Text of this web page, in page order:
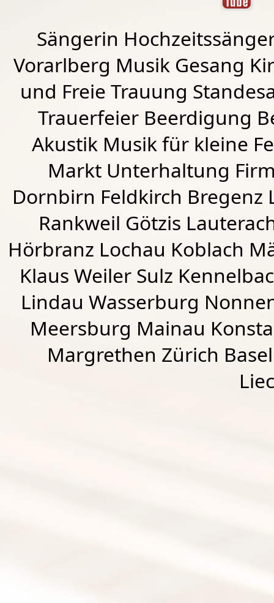
Sängerin
Vorarlberg Musik Gesang
und Freie Trauung
Trauerfeier Beerdigung
Akustik Musik für kleine
Markt Unterhaltung
Dornbirn Feldkirch Bregenz
Rankweil Götzis
Hörbranz Lochau Koblach
Klaus Weiler Sulz
Lindau Wasserburg
Meersburg Mainau
Margrethen Zürich